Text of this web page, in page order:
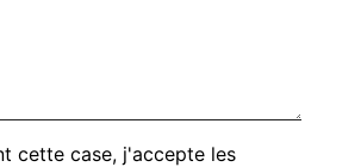
cette case, j'accepte les